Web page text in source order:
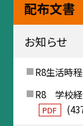
配布文書
お知らせ
R8生活時
R8 学校経
PDF